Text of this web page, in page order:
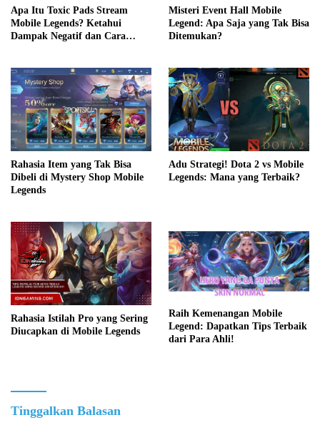
Apa Itu Toxic Pads Stream
Mobile Legends? Ketahui
Dampak Negatif dan Cara
Misteri Event Hall Mobile
Legend: Apa Saja yang Tak Bisa
Ditemukan?
Rahasia Item yang Tak Bisa
Dibeli di Mystery Shop Mobile
Legends
Adu Strategi! Dota 2 vs Mobile
Legends: Mana yang Terbaik?
Rahasia Istilah Pro yang Sering
Diucapkan di Mobile Legends
Raih Kemenangan Mobile
Legend: Dapatkan Tips Terbaik
dari Para Ahli!
Tinggalkan Balasan